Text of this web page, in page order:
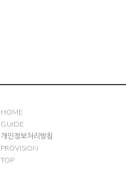
HOME
GUIDE
개인정보처리방침
PROVISION
TOP